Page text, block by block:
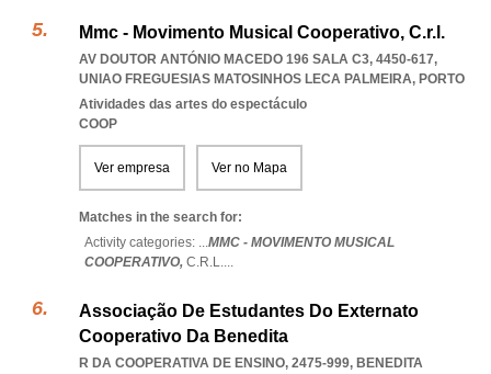
Mmc - Movimento Musical Cooperativo, C.r.l.
AV DOUTOR ANTÓNIO MACEDO 196 SALA C3, 4450-617,
UNIAO FREGUESIAS MATOSINHOS LECA PALMEIRA, PORTO
Atividades das artes do espectáculo
COOP
Ver empresa Ver no Mapa
Matches in the search for:
Activity categories: ...MMC - MOVIMENTO MUSICAL
COOPERATIVO, C.R.L....
Associação De Estudantes Do Externato
Cooperativo Da Benedita
R DA COOPERATIVA DE ENSINO, 2475-999, BENEDITA